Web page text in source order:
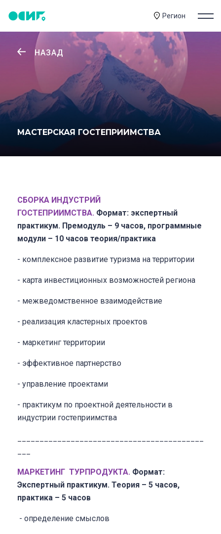
Регион
НАЗАД
МАСТЕРСКАЯ ГОСТЕПРИИМСТВА
СБОРКА ИНДУСТРИЙ
ГОСТЕПРИИМСТВА. Формат: экспертный
практикум. Премодуль – 9 часов, программные
модули – 10 часов теория/практика
- комплексное развитие туризма на территории
- карта инвестиционных возможностей региона
- межведомственное взаимодействие
- реализация кластерных проектов
- маркетинг территории
- эффективное партнерство
- управление проектами
- практикум по проектной деятельности в
индустрии гостеприимства
МАРКЕТИНГ ТУРПРОДУКТА. Формат:
Экспертный практикум. Теория – 5 часов,
практика – 5 часов
- определение смыслов